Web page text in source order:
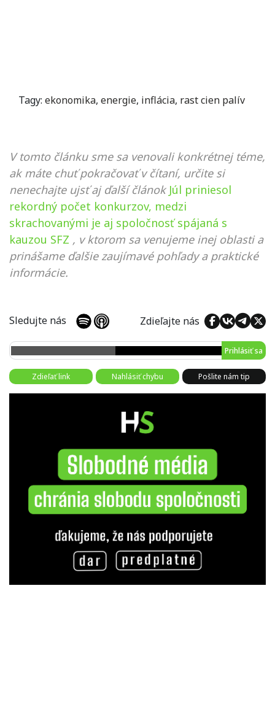
Tagy: ekonomika, energie, inflácia, rast cien palív
V tomto článku sme sa venovali konkrétnej téme,
ak máte chuť pokračovať v čítaní, určite si
nenechajte ujsť aj ďalší článok Júl priniesol
rekordný počet konkurzov, medzi
skrachovanými je aj spoločnosť spájaná s
kauzou SFZ , v ktorom sa venujeme inej oblasti a
prinášame ďalšie zaujímavé pohľady a praktické
informácie.
Sledujte nás Zdieľajte nás
Prihlásiť sa
Zdieľať link Nahlásiť chybu Pošlite nám tip